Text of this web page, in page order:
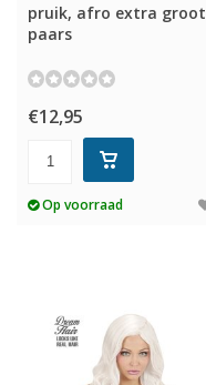
pruik, afro extra groot
paars
€12,95
Op voorraad